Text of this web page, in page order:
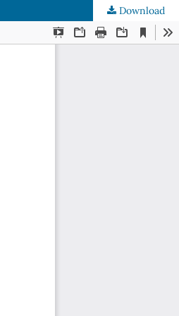
Download